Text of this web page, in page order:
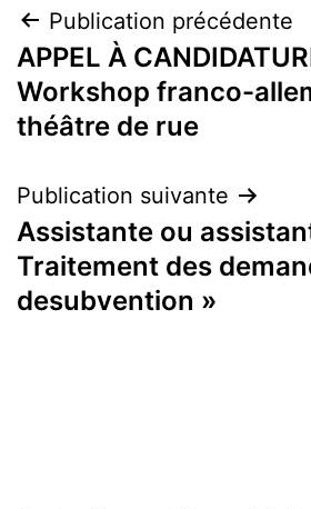
Navigation
de
l’article
Publication précédente
APPEL À
Workshop franco-
théâtre de rue
Publication suivante
Assistante ou
Traitement des
desubvention »